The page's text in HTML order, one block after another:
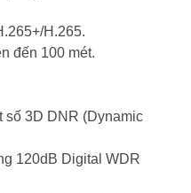
H.265.
đến 100 mét.
số 3D DNR (Dynamic
120dB Digital WDR